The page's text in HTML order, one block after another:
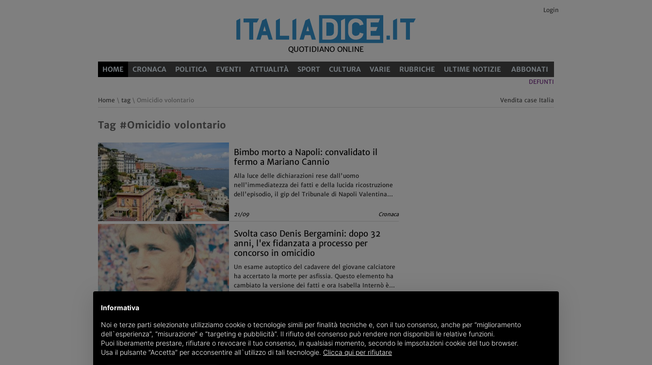
Login
QUOTIDIANO ONLINE
HOME CRONACA POLITICA EVENTI ATTUALITÀ SPORT CULTURA VARIE RUBRICHE ULTIME NOTIZIE ABBONATI
DEFUNTI
Home \ tag \ Omicidio volontario Vendita case Italia
Tag #Omicidio volontario
Bimbo morto a Napoli: convalidato il
fermo a Mariano Cannio
Alla luce delle dichiarazioni rese dall'uomo
nell'immediatezza dei fatti e della lucida ricostruzione
dell'episodio, il gip del Tribunale di Napoli Valentina
dell'indagato
21/09 Cronaca
Svolta caso Denis Bergamini: dopo 32
anni, l'ex fidanzata a processo per
concorso in omicidio
Un esame autoptico del cadavere del giovane calciatore
ha accertato la morte per asfissia. Questo elemento ha
cambiato la versione dei fatti e ora Isabella Internò è
Bimbo ucciso a Napoli, fermato il
Informativa
Noi e terze parti selezionate utilizziamo cookie o tecnologie simili per finalità tecniche e, con il tuo consenso, anche per “miglioramento
dell`esperienza”, “misurazione” e “targeting e pubblicità”. Il rifiuto del consenso può rendere non disponibili le relative funzioni.
Puoi liberamente prestare, rifiutare o revocare il tuo consenso, in qualsiasi momento, secondo le impsotazioni cookie del tuo browser.
Usa il pulsante “Accetta” per acconsentire all`utilizzo di tali tecnologie. Clicca qui per rifiutare